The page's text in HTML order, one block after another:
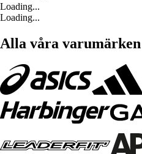
Loading...
Loading...
Alla våra varumärken